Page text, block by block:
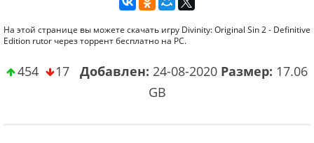
На этой странице вы можете скачать игру Divinity: Original Sin 2 - Definitive
Edition rutor через торрент бесплатно на PC.
454 17 Добавлен: 24-08-2020 Размер: 17.06
GB